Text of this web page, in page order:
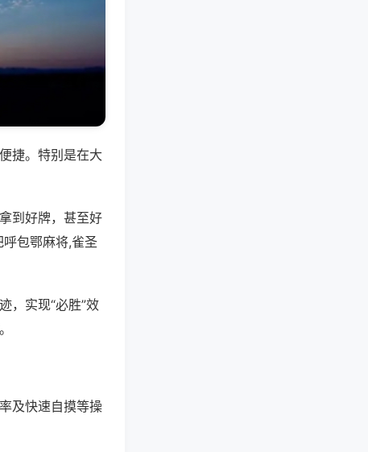
捷。特别是在大
到好牌，甚至好
包鄂麻将,雀圣
，实现“必胜”效
及快速自摸等操